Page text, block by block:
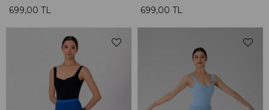
699,00 TL 699,00 TL